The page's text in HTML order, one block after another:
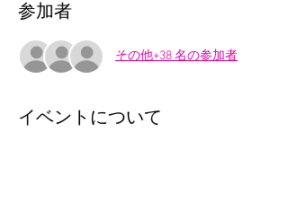
参加者
その他+38 名の参加者
イベントについて